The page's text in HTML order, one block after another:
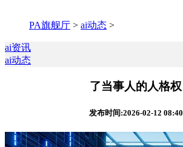
PA旗舰厅 > ai动态 >
ai资讯
ai动态
了当事人的人格权
发布时间:2026-02-12 08:40